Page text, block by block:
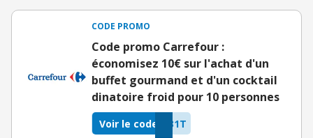
CODE PROMO
Code promo Carrefour :
économisez 10€ sur l'achat d'un
buffet gourmand et d'un cocktail
dinatoire froid pour 10 personnes
31T
Voir le code